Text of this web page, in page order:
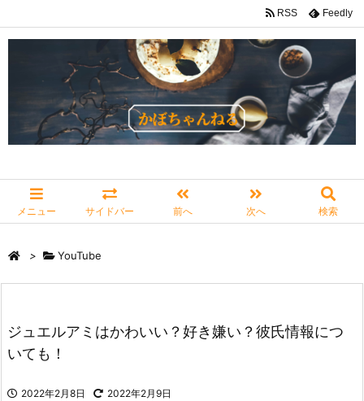
メニュー サイドバー 前へ 次へ 検索
RSS Feedly
> YouTube
ジュエルアミはかわいい？好き嫌い？彼氏情報につ
いても！
2022年2月8日 2022年2月9日